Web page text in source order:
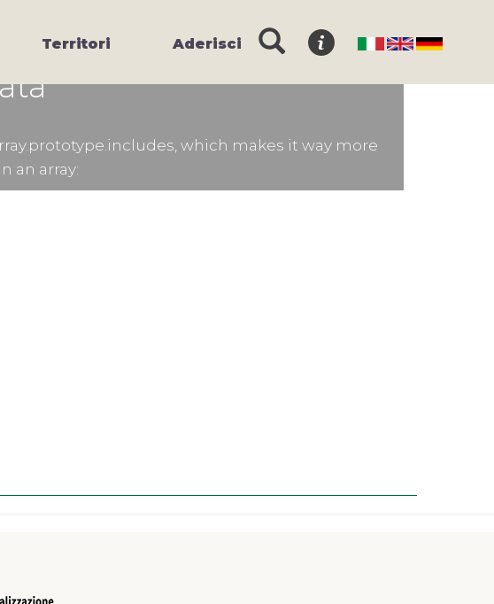
Territori Aderisci
which makes it way more
an array: